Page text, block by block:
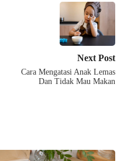
Next Post
Cara Mengatasi Anak Lemas
Dan Tidak Mau Makan